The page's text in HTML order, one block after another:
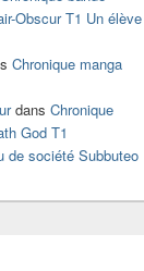
Obscur T1 Un élève
Chronique manga
dans Chronique
God T1
de société Subbuteo